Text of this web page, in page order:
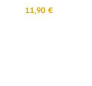
11,90 €